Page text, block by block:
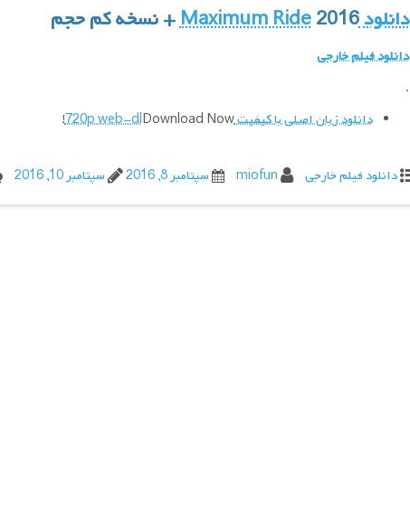
دانلود Maximum Ride2016 + نسخه کم حجم
دانلود فیلم خارجی
.
دانلود زبان اصلی با کیفیت 720p web-dlDownload Now!
دانلود فیلم خارجی miofun سپتامبر 8, 2016 سپتامبر 10, 2016